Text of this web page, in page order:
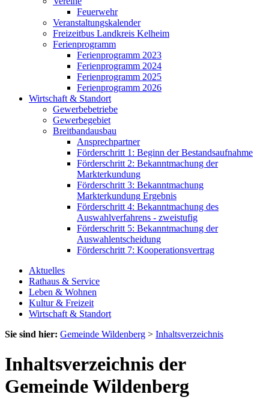
Feuerwehr
Veranstaltungskalender
Freizeitbus Landkreis Kelheim
Ferienprogramm
Ferienprogramm 2023
Ferienprogramm 2024
Ferienprogramm 2025
Ferienprogramm 2026
Wirtschaft & Standort
Gewerbebetriebe
Gewerbegebiet
Breitbandausbau
Ansprechpartner
Förderschritt 1: Beginn der Bestandsaufnahme
Förderschritt 2: Bekanntmachung der
Markterkundung
Förderschritt 3: Bekanntmachung
Markterkundung Ergebnis
Förderschritt 4: Bekanntmachung des
Auswahlverfahrens - zweistufig
Förderschritt 5: Bekanntmachung der
Auswahlentscheidung
Förderschritt 7: Kooperationsvertrag
Aktuelles
Rathaus & Service
Leben & Wohnen
Kultur & Freizeit
Wirtschaft & Standort
Sie sind hier: Gemeinde Wildenberg > Inhaltsverzeichnis
Inhaltsverzeichnis der
Gemeinde Wildenberg